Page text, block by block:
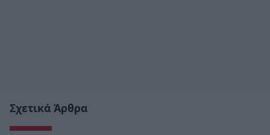
Σχετικά Άρθρα